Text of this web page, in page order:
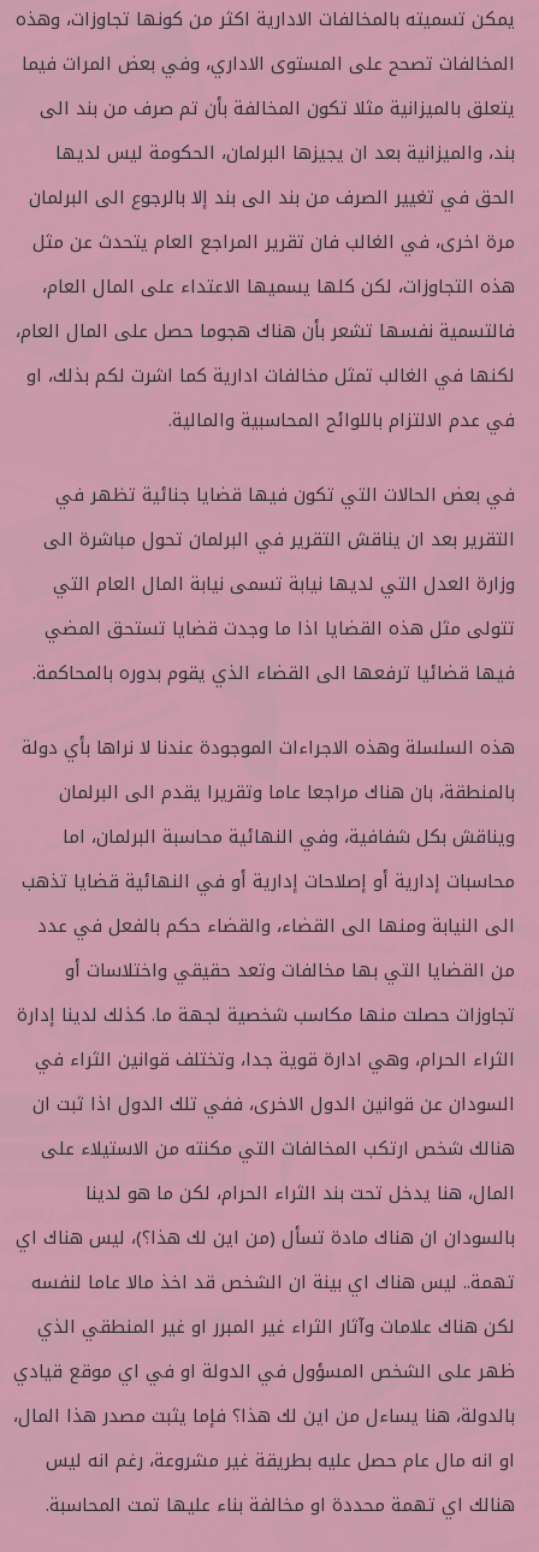
يمكن تسميته بالمخالفات الادارية اكثر من كونها تجاوزات، وهذه
المخالفات تصحح على المستوى الاداري، وفي بعض المرات فيما
يتعلق بالميزانية مثلا تكون المخالفة بأن تم صرف من بند الى
بند، والميزانية بعد ان يجيزها البرلمان، الحكومة ليس لديها
الحق في تغيير الصرف من بند الى بند إلا بالرجوع الى البرلمان
مرة اخرى، في الغالب فان تقرير المراجع العام يتحدث عن مثل
هذه التجاوزات، لكن كلها يسميها الاعتداء على المال العام،
فالتسمية نفسها تشعر بأن هناك هجوما حصل على المال العام،
لكنها في الغالب تمثل مخالفات ادارية كما اشرت لكم بذلك، او
في عدم الالتزام باللوائح المحاسبية والمالية.
في بعض الحالات التي تكون فيها قضايا جنائية تظهر في
التقرير بعد ان يناقش التقرير في البرلمان تحول مباشرة الى
وزارة العدل التي لديها نيابة تسمى نيابة المال العام التي
تتولى مثل هذه القضايا اذا ما وجدت قضايا تستحق المضي
فيها قضائيا ترفعها الى القضاء الذي يقوم بدوره بالمحاكمة.
هذه السلسلة وهذه الاجراءات الموجودة عندنا لا نراها بأي دولة
بالمنطقة، بان هناك مراجعا عاما وتقريرا يقدم الى البرلمان
ويناقش بكل شفافية، وفي النهائية محاسبة البرلمان، اما
محاسبات إدارية أو إصلاحات إدارية أو في النهائية قضايا تذهب
الى النيابة ومنها الى القضاء، والقضاء حكم بالفعل في عدد
من القضايا التي بها مخالفات وتعد حقيقي واختلاسات أو
تجاوزات حصلت منها مكاسب شخصية لجهة ما. كذلك لدينا إدارة
الثراء الحرام، وهي ادارة قوية جدا، وتختلف قوانين الثراء في
السودان عن قوانين الدول الاخرى، ففي تلك الدول اذا ثبت ان
هنالك شخص ارتكب المخالفات التي مكنته من الاستيلاء على
المال، هنا يدخل تحت بند الثراء الحرام، لكن ما هو لدينا
بالسودان ان هناك مادة تسأل (من اين لك هذا؟)، ليس هناك اي
تهمة.. ليس هناك اي بينة ان الشخص قد اخذ مالا عاما لنفسه
لكن هناك علامات وآثار الثراء غير المبرر او غير المنطقي الذي
ظهر على الشخص المسؤول في الدولة او في اي موقع قيادي
بالدولة، هنا يساءل من اين لك هذا؟ فإما يثبت مصدر هذا المال،
او انه مال عام حصل عليه بطريقة غير مشروعة، رغم انه ليس
هنالك اي تهمة محددة او مخالفة بناء عليها تمت المحاسبة.